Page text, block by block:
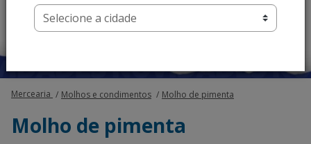
Mercearia Molhos e condimentos Molho de pimenta
Molho de pimenta